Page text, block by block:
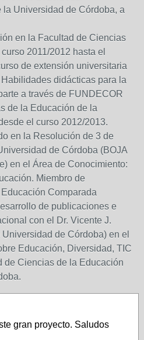
Universidad de Córdoba, a
en la Facultad de Ciencias
2011/2012 hasta el
de extensión universitaria
didácticas para la
a través de FUNDECOR
de la Educación de la
el curso 2012/2013.
en la Resolución de 3 de
de Córdoba (BOJA
en el Área de Conocimiento:
Miembro de
Comparada
de publicaciones e
con el Dr. Vicente J.
de Córdoba) en el
Educación, Diversidad, TIC
de Ciencias de la Educación
gran proyecto. Saludos